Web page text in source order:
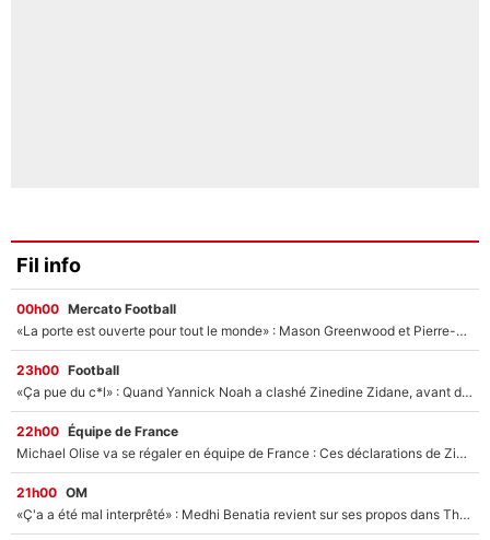
Fil info
00h00 Mercato Football
«La porte est ouverte pour tout le monde» : Mason Greenwood et Pierre-Emerick Aubameyang ont quitté l'OM, Amine Gouiri balance sur la suite du mercato et sur la réaction du vestiaire !
23h00 Football
«Ça pue du c*l» : Quand Yannick Noah a clashé Zinedine Zidane, avant de se faire recadrer par le nouveau sélectionneur de l'équipe de France !
22h00 Équipe de France
Michael Olise va se régaler en équipe de France : Ces déclarations de Zinedine Zidane qui prouvent qu'il va tout miser sur la star du Bayern Munich !
21h00 OM
«Ç'a a été mal interprêté» : Medhi Benatia revient sur ses propos dans The Bridge et précise ses conditions pour rejoindre le PSG !